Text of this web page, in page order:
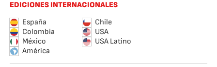
EDICIONES INTERNACIONALES
España
Chile
Colombia
USA
México
USA Latino
América